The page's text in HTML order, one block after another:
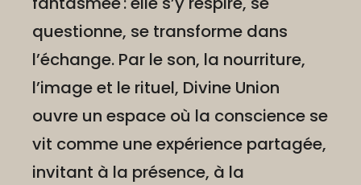
questionne, se transforme dans
l’échange. Par le son, la nourriture,
l’image et le rituel, Divine Union
ouvre un espace où la conscience se
vit comme une expérience partagée,
invitant à la présence, à la